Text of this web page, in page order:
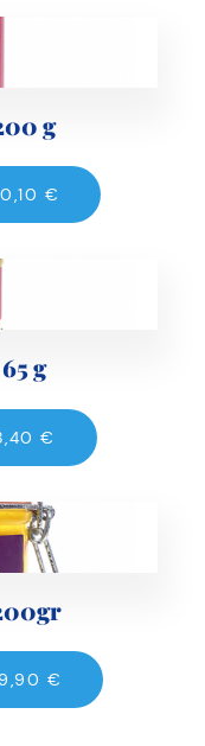
g
€
g
€
€